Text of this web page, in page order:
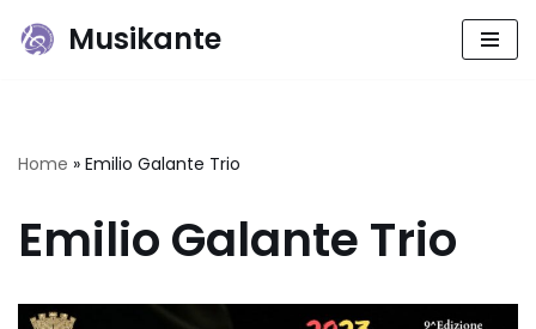
Musikante
Home » Emilio Galante Trio
Emilio Galante Trio